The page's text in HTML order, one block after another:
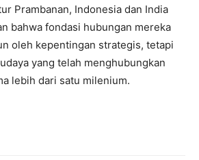
Prambanan, Indonesia dan India
bahwa fondasi hubungan mereka
oleh kepentingan strategis, tetapi
yang telah menghubungkan
lebih dari satu milenium.